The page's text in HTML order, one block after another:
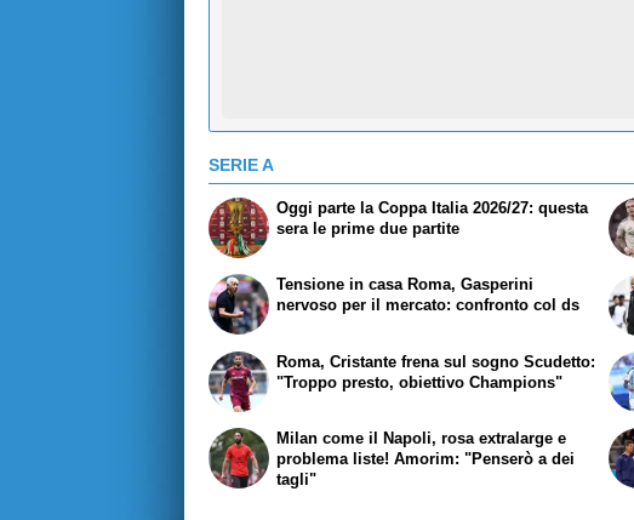
SERIE A
Oggi parte la Coppa Italia 2026/27: questa
sera le prime due partite
Tensione in casa Roma, Gasperini
nervoso per il mercato: confronto col ds
Roma, Cristante frena sul sogno Scudetto:
"Troppo presto, obiettivo Champions"
Milan come il Napoli, rosa extralarge e
problema liste! Amorim: "Penserò a dei
tagli"